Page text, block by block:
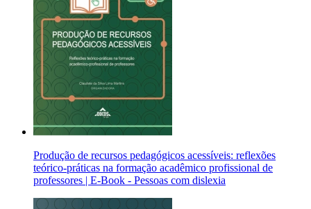
Produção de recursos pedagógicos acessíveis: reflexões
teórico-práticas na formação acadêmico profissional de
professores | E-Book - Pessoas com dislexia